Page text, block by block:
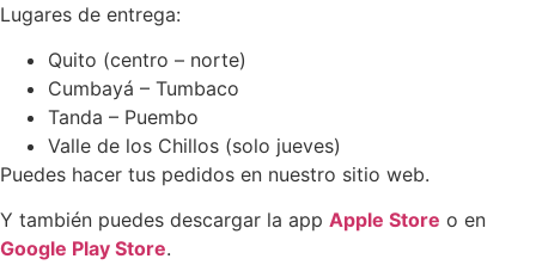
Lugares de entrega:
Quito (centro – norte)
Cumbayá – Tumbaco
Tanda – Puembo
Valle de los Chillos (solo jueves)
Puedes hacer tus pedidos en nuestro sitio web.
Y también puedes descargar la app Apple Store o en
Google Play Store.